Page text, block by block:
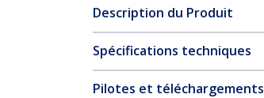
Description du Produit
Spécifications techniques
Pilotes et téléchargements